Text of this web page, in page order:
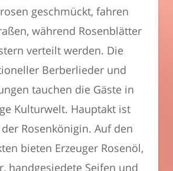
geschmückt, fahren
während Rosenblätter
verteilt werden. Die
Berberlieder und
tauchen die Gäste in
Kulturwelt. Hauptakt ist
Rosenkönigin. Auf den
bieten Erzeuger Rosenöl,
handgesiedete Seifen und